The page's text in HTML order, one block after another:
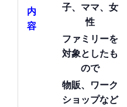
内
容
子、ママ、女
性
ファミリーを
対象としたも
ので
物販、ワーク
ショップなど